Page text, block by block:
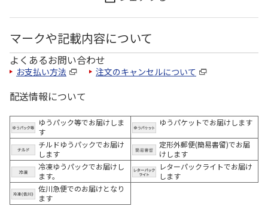
マークや記載内容について
よくあるお問い合わせ
お支払い方法 注文のキャンセルについて
配送情報について
ゆうパック等でお届けしま
す
ゆうパケットでお届けします
チルドゆうパックでお届け
します
定形外郵便(簡易書留)でお届
けします
冷凍ゆうパックでお届けし
ます。
レターパックライトでお届け
します
佐川急便でのお届けとなり
ます